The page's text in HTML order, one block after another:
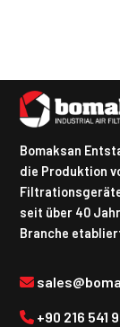
Bomaksan
die Produktion
seit über 40
Branche
+90 216 541